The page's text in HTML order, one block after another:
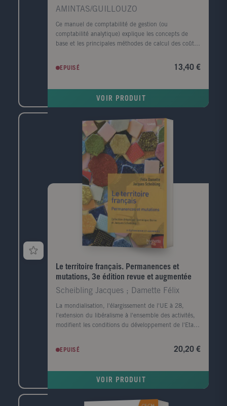
AMINTAS/GUILLOUZO
Ce manuel de comptabilité de gestion (ou
comptabilité analytique) explique les concepts de
base et les principales méthodes de calcul des coûts.
Il convient également aux étudiants des filières
comporte une partie de cours, une application
détaillée et des exercices corrigés.
EPUISÉ 13,40 €
VOIR PRODUIT
Le territoire français. Permanences et
mutations, 3e édition revue et augmentée
Scheibling Jacques ; Damette Félix
La mondialisation, l'élargissement de l'UE à 28,
l'extension du libéralisme à l'ensemble des activités,
modifient les conditions du développement de l'Etat-
économiques et politiques supranationales. Nous
assistons à un changement d'échelle des problèmes
entièrement mis à jour, s'adresse aux étudiants en
de l'enseignement, aux élèves des classes
EPUISÉ 20,20 €
VOIR PRODUIT